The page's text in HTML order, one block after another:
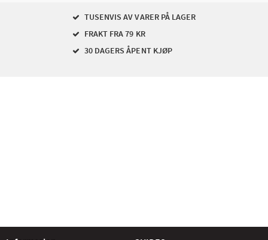
TUSENVIS AV VARER PÅ LAGER
FRAKT FRA 79 KR
30 DAGERS ÅPENT KJØP